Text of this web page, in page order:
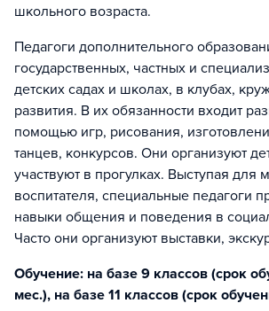
школьного возраста.
Педагоги дополнительного
государственных, частных и
детских садах и школах, в клубах,
развития. В их обязанности входит
помощью игр, рисования,
танцев, конкурсов. Они организуют
участвуют в прогулках. Выступая
воспитателя, специальные педагоги
навыки общения и поведения в
Часто они организуют выставки,
Обучение: на базе 9 классов (срок
мес.), на базе 11 классов (срок